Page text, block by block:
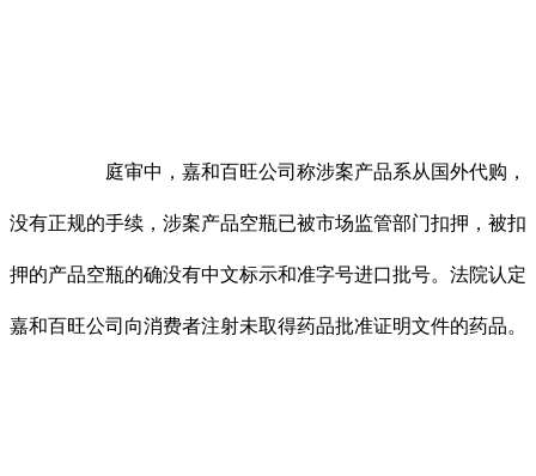
庭审中，嘉和百旺公司称涉案产品系从国外代购，
没有正规的手续，涉案产品空瓶已被市场监管部门扣押，被扣
押的产品空瓶的确没有中文标示和准字号进口批号。法院认定
嘉和百旺公司向消费者注射未取得药品批准证明文件的药品。